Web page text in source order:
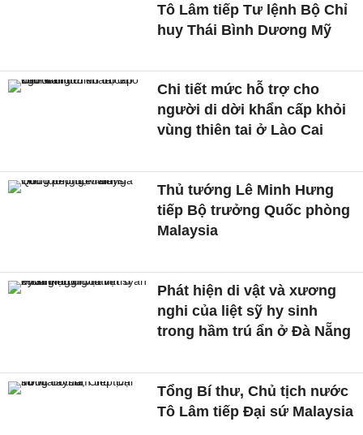
Tô Lâm tiếp Tư lệnh Bộ Chỉ
huy Thái Bình Dương Mỹ
Chi tiết mức hỗ trợ cho
người di dời khẩn cấp khỏi
vùng thiên tai ở Lào Cai
Thủ tướng Lê Minh Hưng
tiếp Bộ trưởng Quốc phòng
Malaysia
Phát hiện di vật và xương
nghi của liệt sỹ hy sinh
trong hầm trú ẩn ở Đà Nẵng
Tổng Bí thư, Chủ tịch nước
Tô Lâm tiếp Đại sứ Malaysia